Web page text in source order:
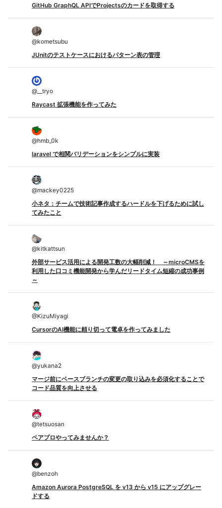
GitHub GraphQL APIでProjectsのカードを取得する
@kometsubu
JUnitのテストケースにおけるパターン表の管理
@ __tryo
Raycast 拡張機能を作ってみた
@hmb_0k
laravel で相関バリデーションをシンプルに実装
@mackey0225
小ネタ：チームで技術記事作成するハードルを下げるために試し
てみたこと
@kitkattsun
外部サービス活用による開発工数の大幅削減！ ～microCMSを
利用した口コミ機能開発から学んだリードタイム短縮の成功事例
～
@KizuMiyagi
CursorのAI機能に頼り切って電卓を作ってみました
@yukana2
マージ前にベースブランチの変更の取り込みを必須化することで
コード品質を向上させる
@tetsuosan
ペアプロやってみませんか？
@benzoh
Amazon Aurora PostgreSQL を v13 から v15 にアップグレー
ドする